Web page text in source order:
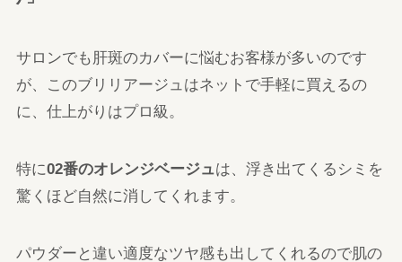
サロンでも肝斑のカバーに悩むお客様が多いのです
が、このブリリアージュはネットで手軽に買えるの
に、仕上がりはプロ級。
特に02番のオレンジベージュは、浮き出てくるシミを
驚くほど自然に消してくれます。
パウダーと違い適度なツヤ感も出してくれるので肌の